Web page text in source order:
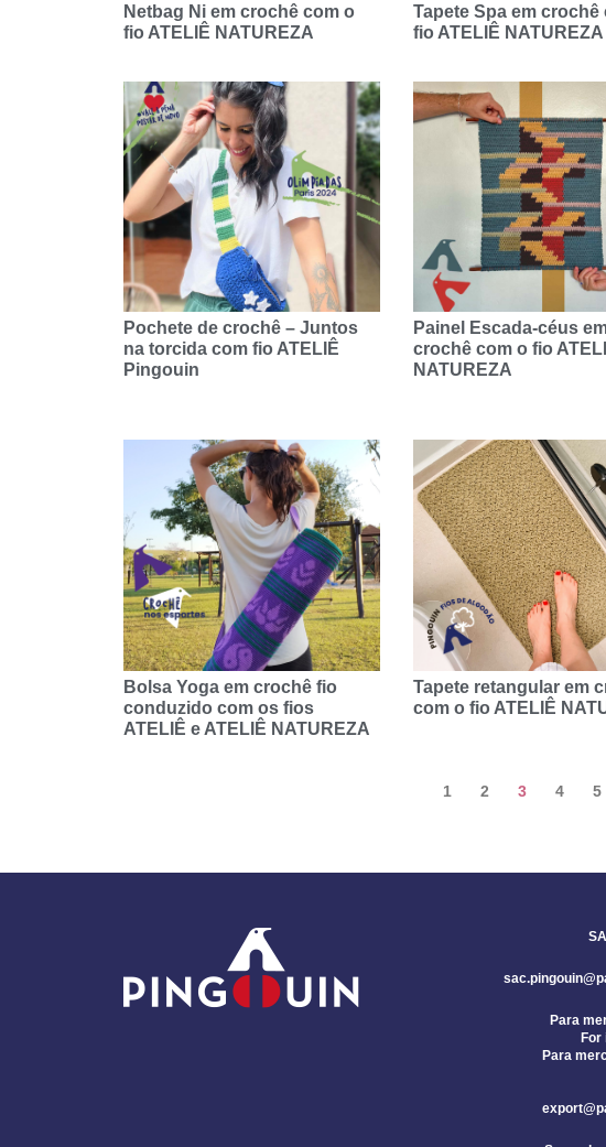
Netbag Ni em crochê com o
fio ATELIÊ NATUREZA
Tapete Spa em crochê
fio ATELIÊ NATUREZA
Pochete de crochê – Juntos
na torcida com fio ATELIÊ
Pingouin
Painel Escada-céus
crochê com o fio
NATUREZA
Bolsa Yoga em crochê fio
conduzido com os fios
ATELIÊ e ATELIÊ NATUREZA
Tapete retangular em
com o fio ATELIÊ
1 2 3 4 5
Para
For
Para